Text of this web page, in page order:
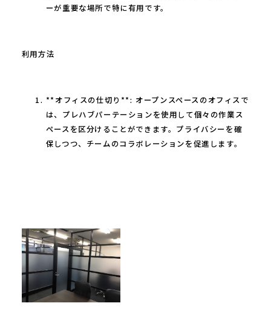
ーが重要な場所で特に有用です。
利用方法
**オフィスの仕切り**: オープンスペースのオフィスで
は、プレハブパーテーションを使用して個々の作業ス
ペースを区分けることができます。プライバシーを確
保しつつ、チームのコラボレーションを促進します。